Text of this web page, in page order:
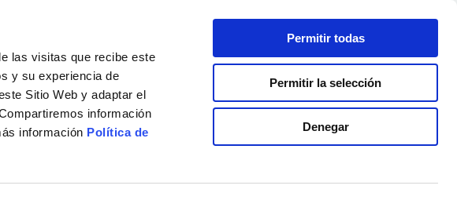
las visitas que recibe este
y su experiencia de
Sitio Web y adaptar el
información
información Política de
Permitir todas
Permitir la selección
Denegar